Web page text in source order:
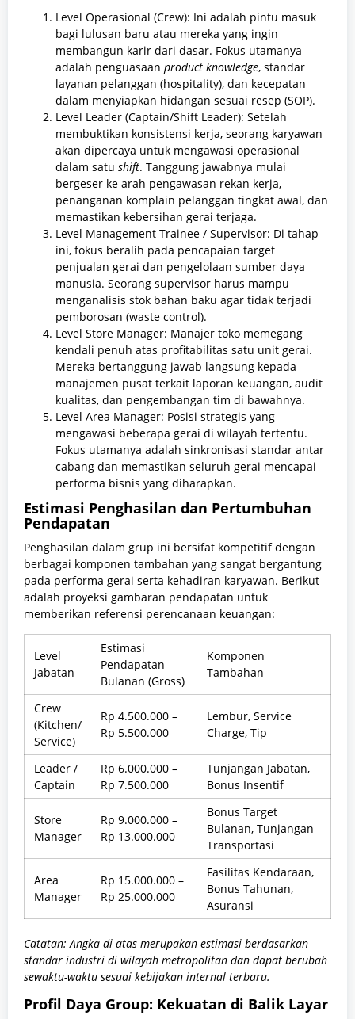
Level Operasional (Crew): Ini adalah pintu masuk
bagi lulusan baru atau mereka yang ingin
membangun karir dari dasar. Fokus utamanya
adalah penguasaan product knowledge, standar
layanan pelanggan (hospitality), dan kecepatan
dalam menyiapkan hidangan sesuai resep (SOP).
Level Leader (Captain/Shift Leader): Setelah
membuktikan konsistensi kerja, seorang karyawan
akan dipercaya untuk mengawasi operasional
dalam satu shift. Tanggung jawabnya mulai
bergeser ke arah pengawasan rekan kerja,
penanganan komplain pelanggan tingkat awal, dan
memastikan kebersihan gerai terjaga.
Level Management Trainee / Supervisor: Di tahap
ini, fokus beralih pada pencapaian target
penjualan gerai dan pengelolaan sumber daya
manusia. Seorang supervisor harus mampu
menganalisis stok bahan baku agar tidak terjadi
pemborosan (waste control).
Level Store Manager: Manajer toko memegang
kendali penuh atas profitabilitas satu unit gerai.
Mereka bertanggung jawab langsung kepada
manajemen pusat terkait laporan keuangan, audit
kualitas, dan pengembangan tim di bawahnya.
Level Area Manager: Posisi strategis yang
mengawasi beberapa gerai di wilayah tertentu.
Fokus utamanya adalah sinkronisasi standar antar
cabang dan memastikan seluruh gerai mencapai
performa bisnis yang diharapkan.
Estimasi Penghasilan dan Pertumbuhan
Pendapatan
Penghasilan dalam grup ini bersifat kompetitif dengan
berbagai komponen tambahan yang sangat bergantung
pada performa gerai serta kehadiran karyawan. Berikut
adalah proyeksi gambaran pendapatan untuk
memberikan referensi perencanaan keuangan:
Level
Jabatan
Estimasi
Pendapatan
Bulanan (Gross)
Komponen
Tambahan
Crew
(Kitchen/
Service)
Rp 4.500.000 –
Rp 5.500.000
Lembur, Service
Charge, Tip
Leader /
Captain
Rp 6.000.000 –
Rp 7.500.000
Tunjangan Jabatan,
Bonus Insentif
Store
Manager
Rp 9.000.000 –
Rp 13.000.000
Bonus Target
Bulanan, Tunjangan
Transportasi
Area
Manager
Rp 15.000.000 –
Rp 25.000.000
Fasilitas Kendaraan,
Bonus Tahunan,
Asuransi
Catatan: Angka di atas merupakan estimasi berdasarkan
standar industri di wilayah metropolitan dan dapat berubah
sewaktu-waktu sesuai kebijakan internal terbaru.
Profil Daya Group: Kekuatan di Balik Layar